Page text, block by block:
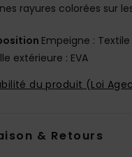
rayures colorées sur
Empeigne :
extérieure : EVA
du produit (Loi
& Retours